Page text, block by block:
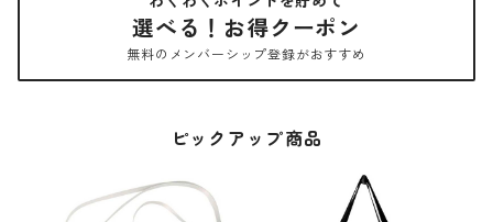
選べる！お得クーポン
無料のメンバーシップ登録がおすすめ
ピックアップ商品